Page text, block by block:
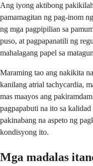
Ang iyong aktibong
pamamagitan ng pag-inom
ng mga pagpipilian sa
puso, at pagpapanatili ng
mahalagang papel sa
Maraming tao ang nakikita
kanilang atrial tachycardia,
mas maayos ang
pagpapabuti na ito sa
pakinabang na aspeto ng
kondisyong ito.
Mga madalas